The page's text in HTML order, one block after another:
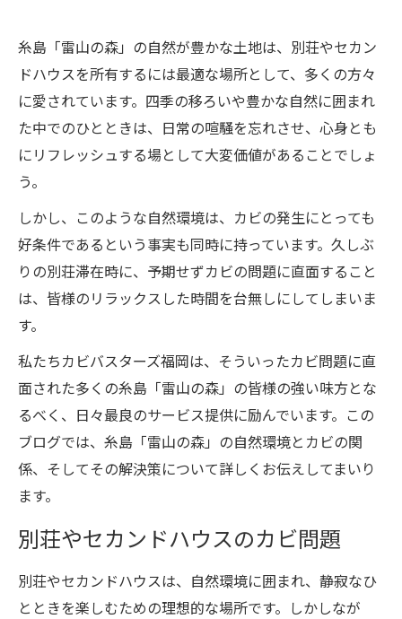
糸島「雷山の森」の自然が豊かな土地は、別荘やセカン
ドハウスを所有するには最適な場所として、多くの方々
に愛されています。四季の移ろいや豊かな自然に囲まれ
た中でのひとときは、日常の喧騒を忘れさせ、心身とも
にリフレッシュする場として大変価値があることでしょ
う。
しかし、このような自然環境は、カビの発生にとっても
好条件であるという事実も同時に持っています。久しぶ
りの別荘滞在時に、予期せずカビの問題に直面すること
は、皆様のリラックスした時間を台無しにしてしまいま
す。
私たちカビバスターズ福岡は、そういったカビ問題に直
面された多くの糸島「雷山の森」の皆様の強い味方とな
るべく、日々最良のサービス提供に励んでいます。この
ブログでは、糸島「雷山の森」の自然環境とカビの関
係、そしてその解決策について詳しくお伝えしてまいり
ます。
別荘やセカンドハウスのカビ問題
別荘やセカンドハウスは、自然環境に囲まれ、静寂なひ
とときを楽しむための理想的な場所です。しかしなが